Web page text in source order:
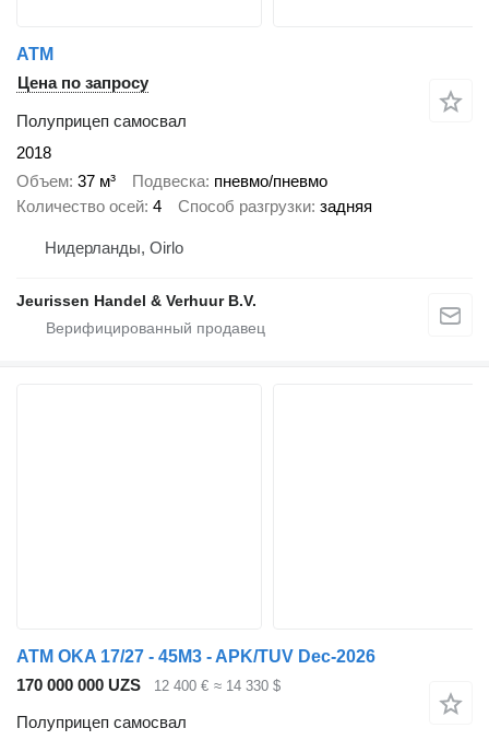
ATM
Цена по запросу
Полуприцеп самосвал
2018
Объем 37 м³ Подвеска пневмо/пневмо
Количество осей 4 Способ разгрузки задняя
Нидерланды, Oirlo
Jeurissen Handel & Verhuur B.V.
ATM OKA 17/27 - 45M3 - APK/TUV Dec-2026
170 000 000 UZS
12 400 € ≈ 14 330 $
Полуприцеп самосвал